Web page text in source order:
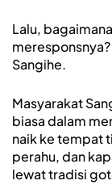
Lalu,
Sangihe.
Masyarakat
biasa dalam
naik ke tempat
perahu, dan
lewat tradisi